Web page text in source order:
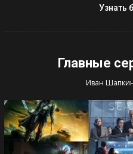
Узнать
Главные
Иван